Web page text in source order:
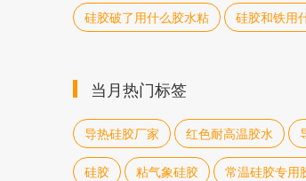
硅胶破了用什么胶水粘 硅胶和铁用
当月热门标签
导热硅胶厂家 红色耐高温胶水
硅胶 粘气象硅胶 常温硅胶专用